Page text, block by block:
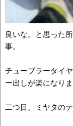
良いな。と思った
事。
チューブラータイ
ー出しが楽になりま
二つ目。ミヤタの